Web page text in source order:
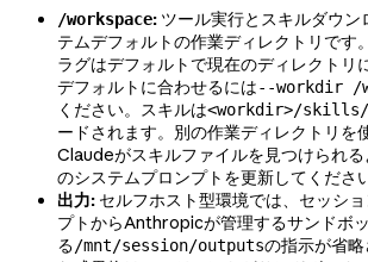
/workspace: ツール実行とスキルダウン
テムデフォルトの作業ディレクトリです
ラグはデフォルトで現在のディレクトリ
デフォルトに合わせるには--workdir /
ください。スキルは<workdir>/skills/
ードされます。別の作業ディレクトリを
Claudeがスキルファイルを見つけられる
のシステムプロンプトを更新してください
出力: セルフホスト型環境では、セッシ
プトからAnthropicが管理するサンドボ
る/mnt/session/outputsの指示が省